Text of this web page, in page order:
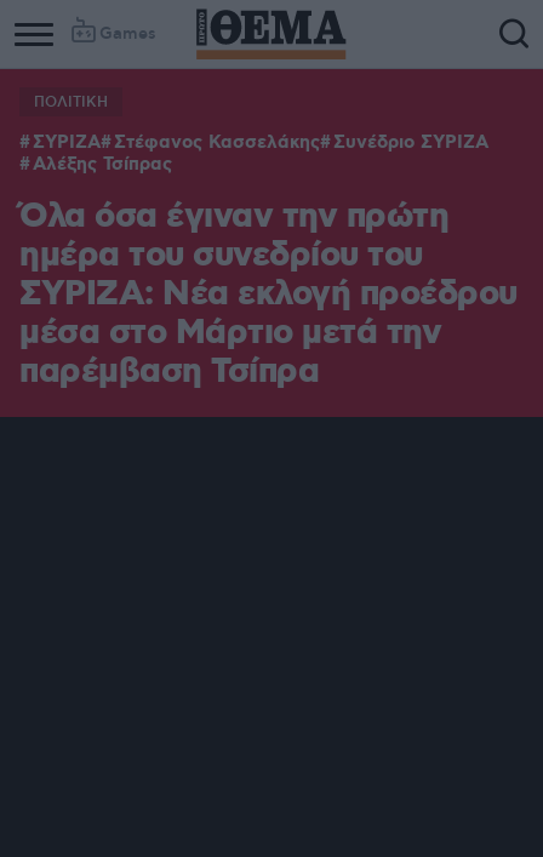
Games
ΠΟΛΙΤΙΚΗ
ΣΥΡΙΖΑ Στέφανος Κασσελάκης Συνέδριο ΣΥΡΙΖΑ
Αλέξης Τσίπρας
Όλα όσα έγιναν την πρώτη
ημέρα του συνεδρίου του
ΣΥΡΙΖΑ: Νέα εκλογή προέδρου
μέσα στο Μάρτιο μετά την
παρέμβαση Τσίπρα